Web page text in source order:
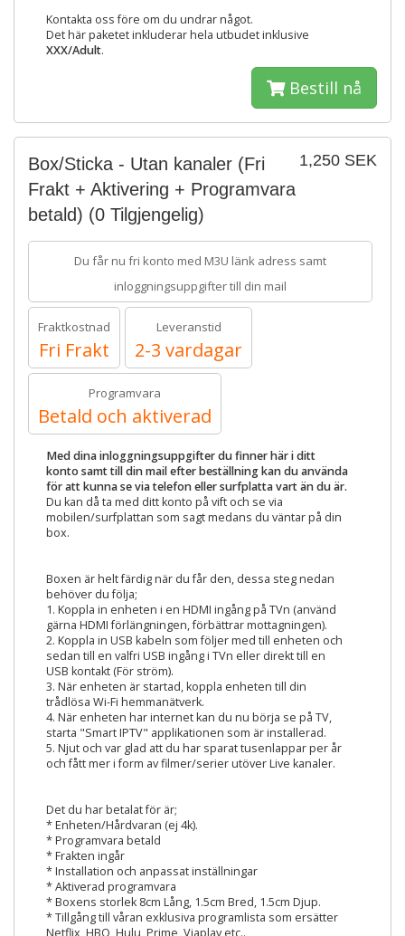
Kontakta oss före om du undrar något.
Det här paketet inkluderar hela utbudet inklusive
XXX/Adult.
Bestill nå
1,250 SEK
Box/Sticka - Utan kanaler (Fri
Frakt + Aktivering + Programvara
betald) (0 Tilgjengelig)
Du får nu fri konto med M3U länk adress samt
inloggningsuppgifter till din mail
Fraktkostnad
Fri Frakt
Leveranstid
2-3 vardagar
Programvara
Betald och aktiverad
Med dina inloggningsuppgifter du finner här i ditt
konto samt till din mail efter beställning kan du använda
för att kunna se via telefon eller surfplatta vart än du är.
Du kan då ta med ditt konto på vift och se via
mobilen/surfplattan som sagt medans du väntar på din
box.
Boxen är helt färdig när du får den, dessa steg nedan
behöver du följa;
1. Koppla in enheten i en HDMI ingång på TVn (använd
gärna HDMI förlängningen, förbättrar mottagningen).
2. Koppla in USB kabeln som följer med till enheten och
sedan till en valfri USB ingång i TVn eller direkt till en
USB kontakt (För ström).
3. När enheten är startad, koppla enheten till din
trådlösa Wi-Fi hemmanätverk.
4. När enheten har internet kan du nu börja se på TV,
starta "Smart IPTV" applikationen som är installerad.
5. Njut och var glad att du har sparat tusenlappar per år
och fått mer i form av filmer/serier utöver Live kanaler.
Det du har betalat för är;
* Enheten/Hårdvaran (ej 4k).
* Programvara betald
* Frakten ingår
* Installation och anpassat inställningar
* Aktiverad programvara
* Boxens storlek 8cm Lång, 1.5cm Bred, 1.5cm Djup.
* Tillgång till våran exklusiva programlista som ersätter
Netflix, HBO, Hulu, Prime, Viaplay etc..